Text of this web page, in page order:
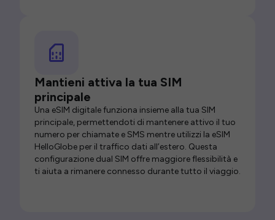
Mantieni attiva la tua SIM
principale
Una eSIM digitale funziona insieme alla tua SIM
principale, permettendoti di mantenere attivo il tuo
numero per chiamate e SMS mentre utilizzi la eSIM
HelloGlobe per il traffico dati all’estero. Questa
configurazione dual SIM offre maggiore flessibilità e
ti aiuta a rimanere connesso durante tutto il viaggio.